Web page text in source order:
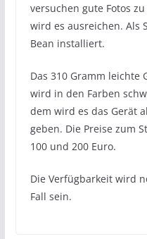
versuchen gute Fotos
wird es ausreichen. Als
Bean installiert.
Das 310 Gramm leichte
wird in den Farben
dem wird es das Gerät
geben. Die Preise zum
100 und 200 Euro.
Die Verfügbarkeit wird
Fall sein.